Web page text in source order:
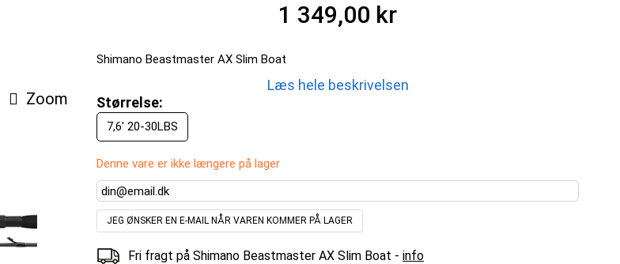
Zoom
1 349,00 kr
Shimano Beastmaster AX Slim Boat
Læs hele beskrivelsen
Størrelse:
7,6' 20-30LBS
Denne vare er ikke længere på lager
JEG ØNSKER EN E-MAIL NÅR VAREN KOMMER PÅ LAGER
Fri fragt på Shimano Beastmaster AX Slim Boat - info